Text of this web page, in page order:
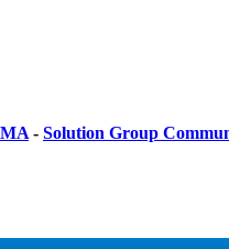
- Solution Group